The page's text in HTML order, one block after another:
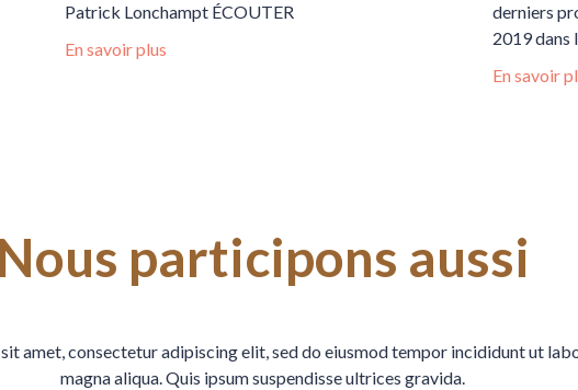
Patrick Lonchampt ÉCOUTER
En savoir plus
derniers
2019 dans
En savoir
Nous participons aussi
amet, consectetur adipiscing elit, sed do eiusmod tempor incididunt ut
magna aliqua. Quis ipsum suspendisse ultrices gravida.